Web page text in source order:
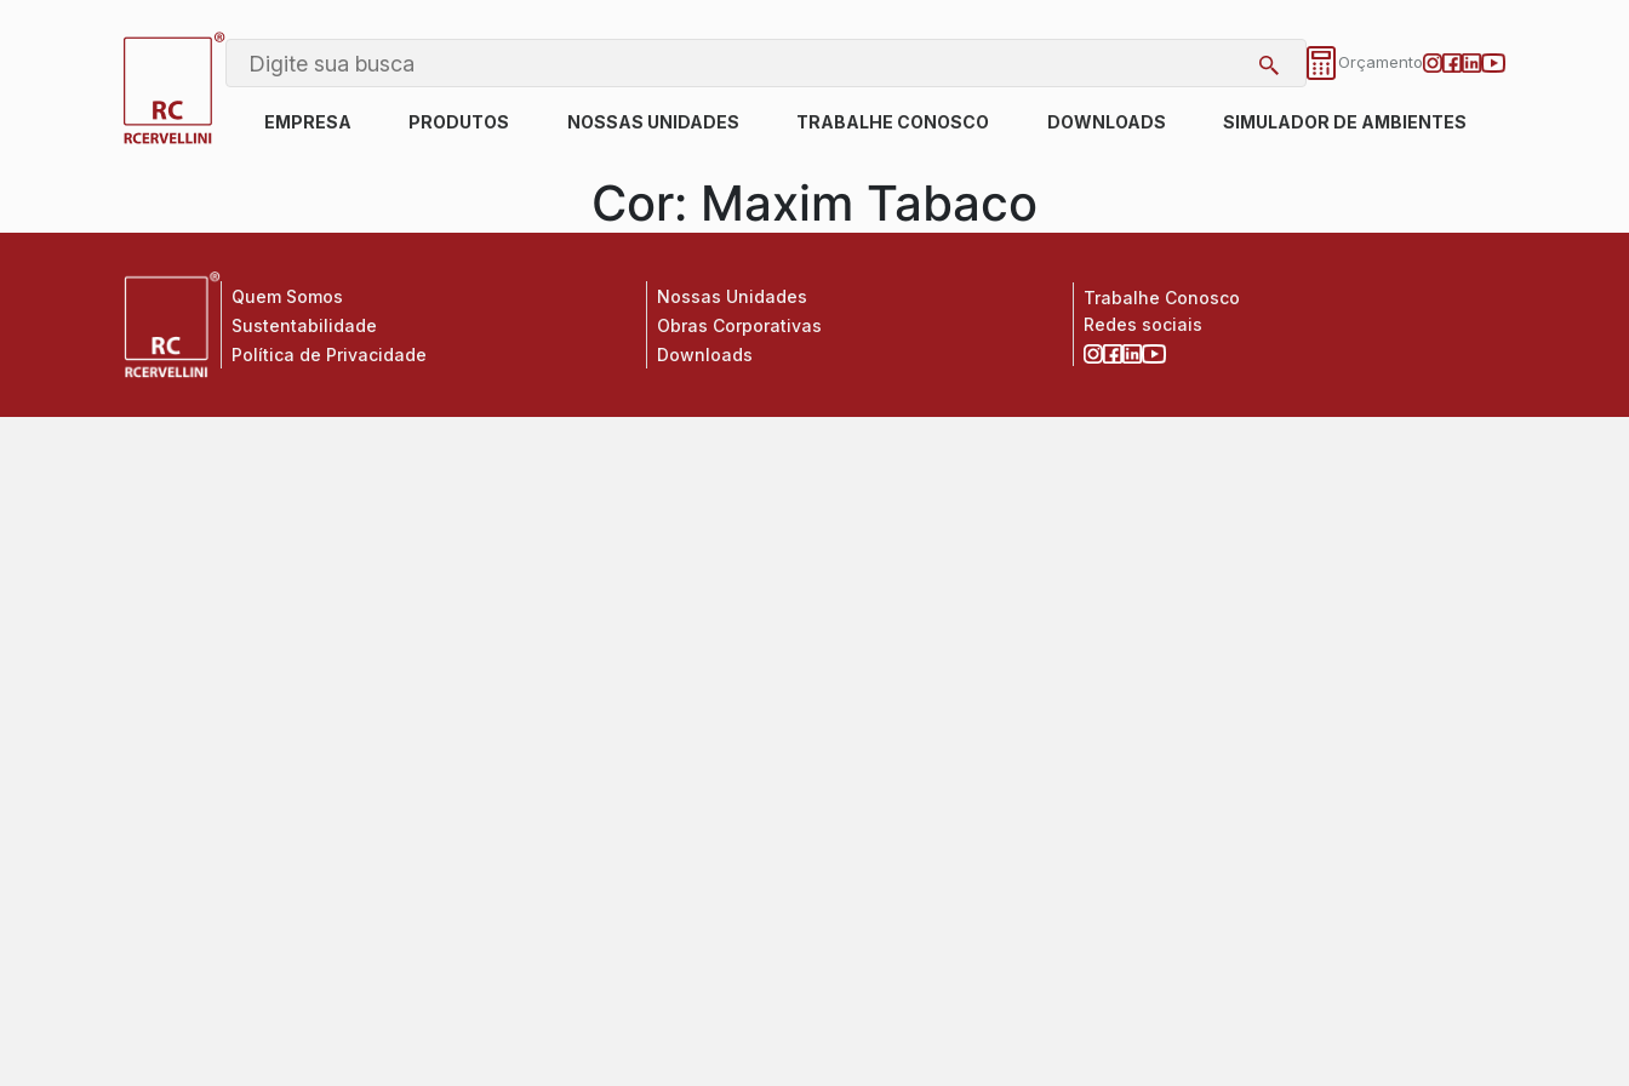
Orçamento
EMPRESA PRODUTOS NOSSAS UNIDADES TRABALHE CONOSCO DOWNLOADS SIMULADOR DE AMBIENTES
Cor: Maxim Tabaco
Quem Somos
Sustentabilidade
Política de Privacidade
Nossas Unidades
Obras Corporativas
Downloads
Trabalhe Conosco
Redes sociais